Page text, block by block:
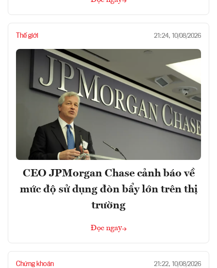
Thế giới 21:24, 10/08/2026
CEO JPMorgan Chase cảnh báo về
mức độ sử dụng đòn bẩy lớn trên thị
trường
Đọc ngay
Chứng khoán 21:22, 10/08/2026